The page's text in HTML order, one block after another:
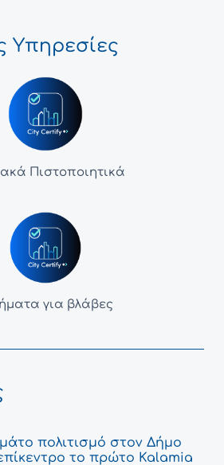
Υπηρεσίες
Πιστοποιητικά
για βλάβες
πολιτισμό στον Δήμο
το πρώτο Kalamia